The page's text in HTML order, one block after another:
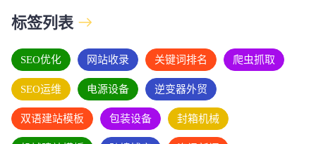
标签列表
SEO优化 网站收录 关键词排名 爬虫抓取
SEO运维 电源设备 逆变器外贸
双语建站模板 包装设备 封箱机械